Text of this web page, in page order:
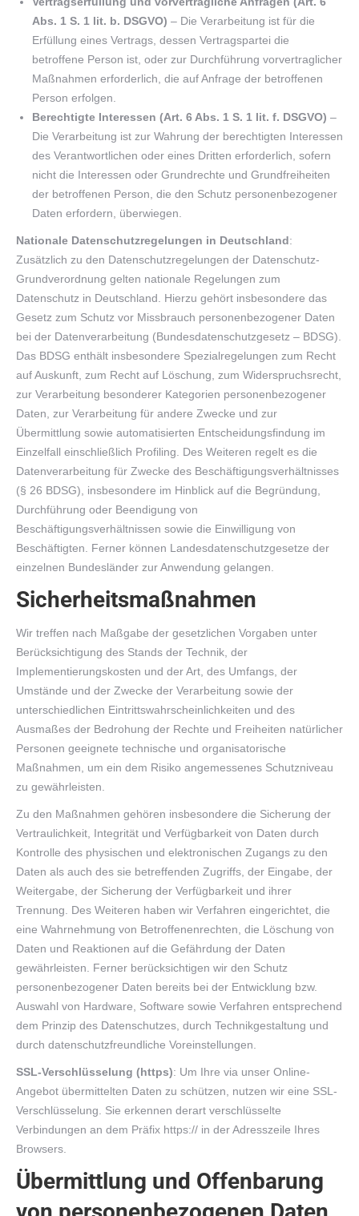
Abs. 1 S. 1 lit. b. DSGVO) – Die Verarbeitung ist für die
Erfüllung eines Vertrags, dessen Vertragspartei die
betroffene Person ist, oder zur Durchführung vorvertraglicher
Maßnahmen erforderlich, die auf Anfrage der betroffenen
Person erfolgen.
Berechtigte Interessen (Art. 6 Abs. 1 S. 1 lit. f. DSGVO) –
Die Verarbeitung ist zur Wahrung der berechtigten Interessen
des Verantwortlichen oder eines Dritten erforderlich, sofern
nicht die Interessen oder Grundrechte und Grundfreiheiten
der betroffenen Person, die den Schutz personenbezogener
Daten erfordern, überwiegen.
Nationale Datenschutzregelungen in Deutschland:
Zusätzlich zu den Datenschutzregelungen der Datenschutz-
Grundverordnung gelten nationale Regelungen zum
Datenschutz in Deutschland. Hierzu gehört insbesondere das
Gesetz zum Schutz vor Missbrauch personenbezogener Daten
bei der Datenverarbeitung (Bundesdatenschutzgesetz – BDSG).
Das BDSG enthält insbesondere Spezialregelungen zum Recht
auf Auskunft, zum Recht auf Löschung, zum Widerspruchsrecht,
zur Verarbeitung besonderer Kategorien personenbezogener
Daten, zur Verarbeitung für andere Zwecke und zur
Übermittlung sowie automatisierten Entscheidungsfindung im
Einzelfall einschließlich Profiling. Des Weiteren regelt es die
Datenverarbeitung für Zwecke des Beschäftigungsverhältnisses
(§ 26 BDSG), insbesondere im Hinblick auf die Begründung,
Durchführung oder Beendigung von
Beschäftigungsverhältnissen sowie die Einwilligung von
Beschäftigten. Ferner können Landesdatenschutzgesetze der
einzelnen Bundesländer zur Anwendung gelangen.
Sicherheitsmaßnahmen
Wir treffen nach Maßgabe der gesetzlichen Vorgaben unter
Berücksichtigung des Stands der Technik, der
Implementierungskosten und der Art, des Umfangs, der
Umstände und der Zwecke der Verarbeitung sowie der
unterschiedlichen Eintrittswahrscheinlichkeiten und des
Ausmaßes der Bedrohung der Rechte und Freiheiten natürlicher
Personen geeignete technische und organisatorische
Maßnahmen, um ein dem Risiko angemessenes Schutzniveau
zu gewährleisten.
Zu den Maßnahmen gehören insbesondere die Sicherung der
Vertraulichkeit, Integrität und Verfügbarkeit von Daten durch
Kontrolle des physischen und elektronischen Zugangs zu den
Daten als auch des sie betreffenden Zugriffs, der Eingabe, der
Weitergabe, der Sicherung der Verfügbarkeit und ihrer
Trennung. Des Weiteren haben wir Verfahren eingerichtet, die
eine Wahrnehmung von Betroffenenrechten, die Löschung von
Daten und Reaktionen auf die Gefährdung der Daten
gewährleisten. Ferner berücksichtigen wir den Schutz
personenbezogener Daten bereits bei der Entwicklung bzw.
Auswahl von Hardware, Software sowie Verfahren entsprechend
dem Prinzip des Datenschutzes, durch Technikgestaltung und
durch datenschutzfreundliche Voreinstellungen.
SSL-Verschlüsselung (https): Um Ihre via unser Online-
Angebot übermittelten Daten zu schützen, nutzen wir eine SSL-
Verschlüsselung. Sie erkennen derart verschlüsselte
Verbindungen an dem Präfix https:// in der Adresszeile Ihres
Browsers.
Übermittlung und Offenbarung